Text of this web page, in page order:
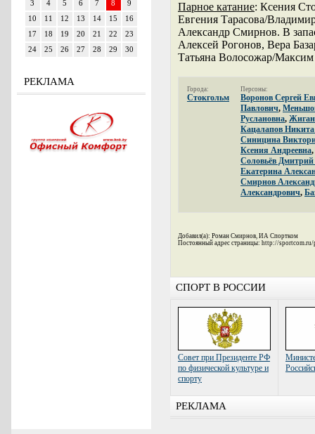
РЕКЛАМА
Парное катание: Ксения
Евгения Тарасова/
Александр Смирнов. В
Алексей Рогонов, Вера
Татьяна Волосожар/Максим
Города:
Стокгольм
Персоны:
Воронов Сергей
Павлович,
Руслановна,
Кацалапов Никита
Синицина
Ксения Андреевна,
Соловьёв
Екатерина
Смирнов
Александрович,
Добавил(а): Роман Смирнов, ИА Спортком
Постоянный адрес страницы: http://
СПОРТ В РОССИИ
Совет при Президенте РФ
по физической культуре и
спорту
РЕКЛАМА